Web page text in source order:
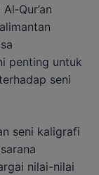
penting untuk
seni
seni kaligrafi
nilai-nilai